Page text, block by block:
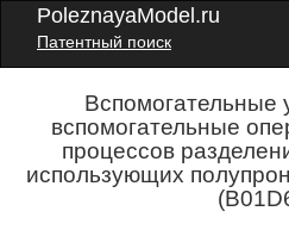
PoleznayaModel.ru
Патентный поиск
Вспомогательные
вспомогательные
процессов
использующих